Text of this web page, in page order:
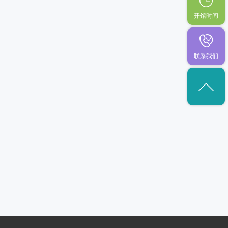
开馆时间
联系我们